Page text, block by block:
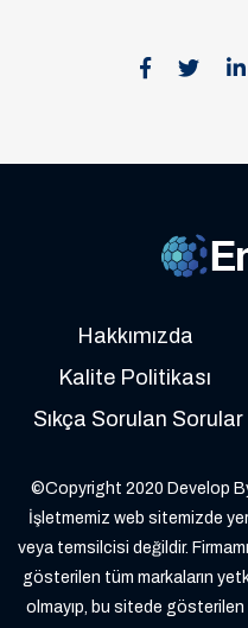
Hakkımızda
Kalite Politikası
Sıkça Sorulan Sorular
©Copyright 2020 Develop
İşletmemiz web sitemizde
veya temsilcisi değildir.
gösterilen tüm markaların
olmayıp, bu sitede gösterilen